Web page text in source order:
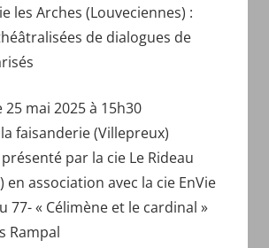
les Arches (Louveciennes) :
de dialogues de
25 mai 2025 à 15h30
faisanderie (Villepreux)
par la cie Le Rideau
en association avec la cie EnVie
77- « Célimène et le cardinal »
Rampal